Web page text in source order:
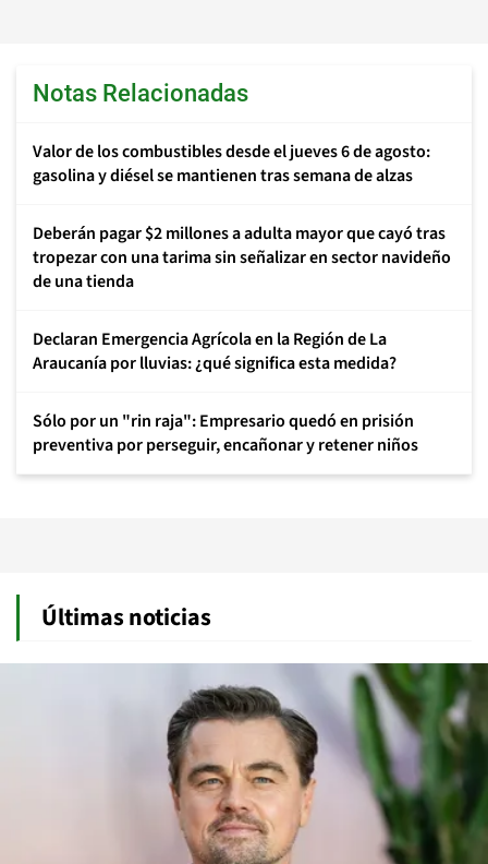
Notas Relacionadas
Valor de los combustibles desde el jueves 6 de agosto:
gasolina y diésel se mantienen tras semana de alzas
Deberán pagar $2 millones a adulta mayor que cayó tras
tropezar con una tarima sin señalizar en sector navideño
de una tienda
Declaran Emergencia Agrícola en la Región de La
Araucanía por lluvias: ¿qué significa esta medida?
Sólo por un "rin raja": Empresario quedó en prisión
preventiva por perseguir, encañonar y retener niños
Últimas noticias